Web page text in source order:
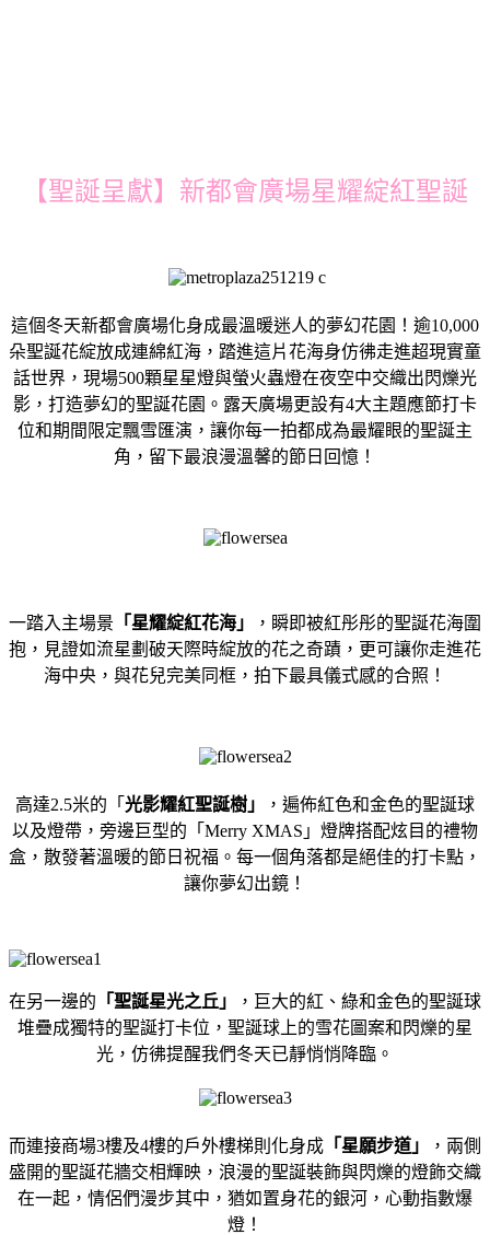
【聖誕呈獻】新都會廣場星耀綻紅聖誕
這個冬天新都會廣場化身成最溫暖迷人的夢幻花園！逾10,000
朵聖誕花綻放成連綿紅海，踏進這片花海身仿彿走進超現實童
話世界，現場500顆星星燈與螢火蟲燈在夜空中交織出閃爍光
影，打造夢幻的聖誕花園。露天廣場更設有4大主題應節打卡
位和期間限定飄雪匯演，讓你每一拍都成為最耀眼的聖誕主
角，留下最浪漫溫馨的節日回憶！
一踏入主場景 「星耀綻紅花海」
，瞬即被紅彤彤的聖誕花海圍
抱，見證如流星劃破天際時綻放的花之奇蹟，更可讓你走進花
海中央，與花兒完美同框，拍下最具儀式感的合照！
高達2.5米的「 光影耀紅聖誕樹」
，遍佈紅色和金色的聖誕球
以及燈帶，旁邊巨型的「Merry XMAS」燈牌搭配炫目的禮物
盒，散發著溫暖的節日祝福。每一個角落都是絕佳的打卡點，
讓你夢幻出鏡！
在另一邊的 「聖誕星光之丘」 ，巨大的紅、 綠和金色的聖誕球
堆疊成獨特的聖誕打卡位， 聖誕球上的雪花圖案和閃爍的星
光， 仿彿提醒我們冬天已靜悄悄降臨。
而連接商場3樓及4樓的戶外樓梯則化身成 「星願步道」
，兩側
盛開的聖誕花牆交相輝映， 浪漫的聖誕裝飾與閃爍的燈飾交織
在一起，情侶們漫步其中， 猶如置身花的銀河，心動指數爆
燈！